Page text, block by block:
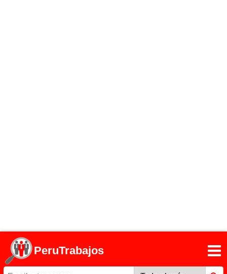
PeruTrabajos